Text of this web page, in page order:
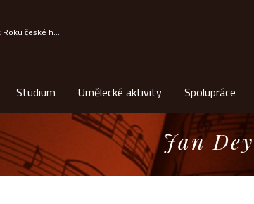
české h...
Studium Umělecké aktivity Spolupráce
Jan